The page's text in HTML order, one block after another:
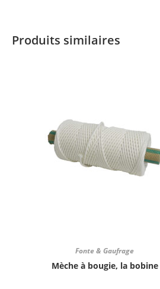
Produits similaires
Fonte & Gaufrage
Mèche à bougie, la bobine